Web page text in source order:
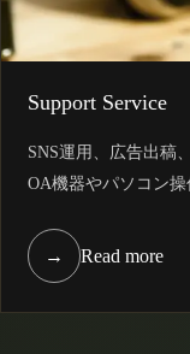
Support Service
SNS運用、広告出稿
OA機器やパソコン操
→ Read more